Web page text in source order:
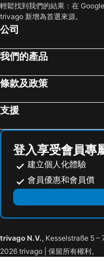
輕鬆找到我們的結果：在
trivago 新增為首選來源。
公司
我們的產品
條款及政策
支援
登入享受會員專
建立個人化體驗
會員優惠和會員價
trivago N.V., Kesselstraße 5 –
2026 trivago | 保留所有權利。